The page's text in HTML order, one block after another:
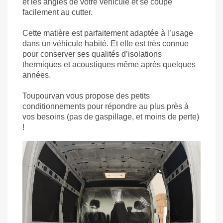
et les angles de votre véhicule et se coupe
facilement au cutter.
Cette matière est parfaitement adaptée à l’usage
dans un véhicule habité. Et elle est très connue
pour conserver ses qualités d’isolations
thermiques et acoustiques même après quelques
années.
Toupourvan vous propose des petits
conditionnements pour répondre au plus près à
vos besoins (pas de gaspillage, et moins de perte)
!